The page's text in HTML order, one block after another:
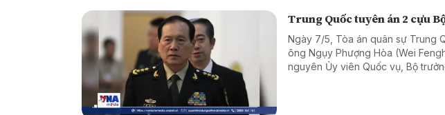
Trung Quốc tuyên án 2 cựu
Ngày 7/5, Tòa án quân sự Trung
ông Ngụy Phượng Hòa (Wei
nguyên Ủy viên Quốc vụ, Bộ